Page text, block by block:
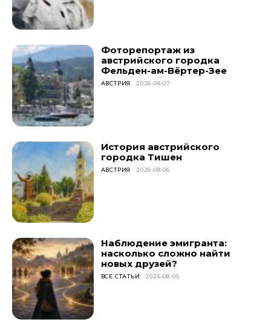
Фоторепортаж из
австрийского городка
Фельден-ам-Вёртер-Зее
АВСТРИЯ 2026-08-07
История австрийского
городка Тишен
АВСТРИЯ 2026-08-06
Наблюдение эмигранта:
насколько сложно найти
новых друзей?
ВСЕ СТАТЬИ 2026-08-05